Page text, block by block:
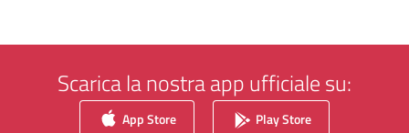
Scarica la nostra app ufficiale su:
App Store Play Store